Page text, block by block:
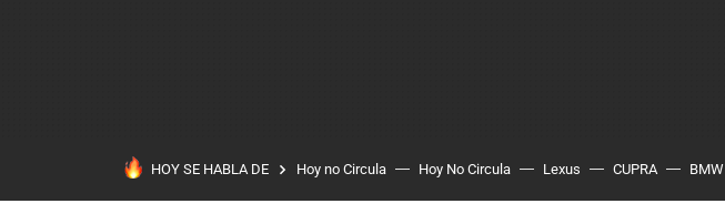
HOY SE HABLA DE Hoy no Circula Hoy No Circula Lexus CUPRA BMW